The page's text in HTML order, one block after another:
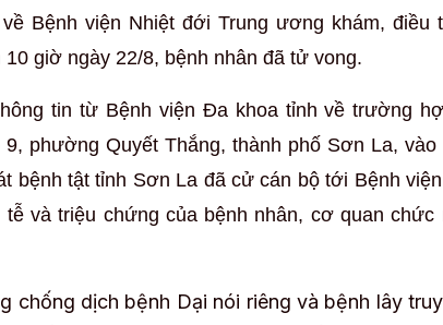
Bệnh viện Nhiệt đới Trung ương khám, điều
giờ ngày 22/8, bệnh nhân đã tử vong.
tin từ Bệnh viện Đa khoa tỉnh về trường
phường Quyết Thắng, thành phố Sơn La,
bệnh tật tỉnh Sơn La đã cử cán bộ tới Bệnh
và triệu chứng của bệnh nhân, cơ quan chức
chống dịch bệnh Dại nói riêng và bệnh lây